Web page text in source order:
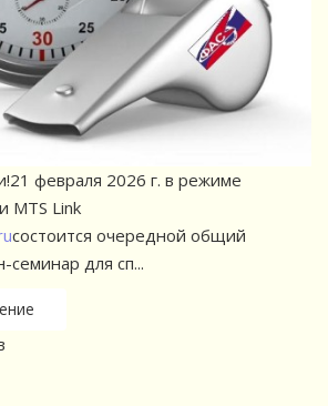
февраля 2026 г. в режиме
MTS Link
состоится очередной общий
для сп...